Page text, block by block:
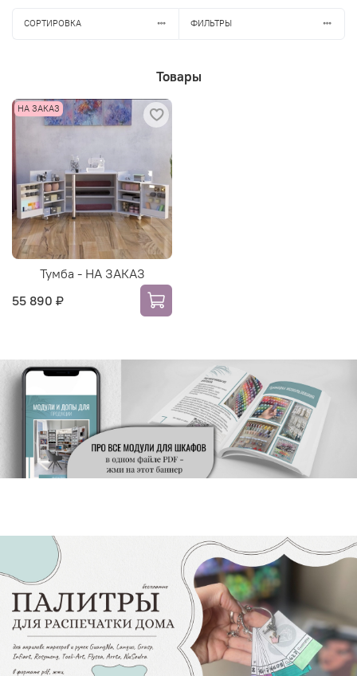
СОРТИРОВКА ФИЛЬТРЫ
Товары
НА ЗАКАЗ
Тумба - НА ЗАКАЗ
55 890 ₽